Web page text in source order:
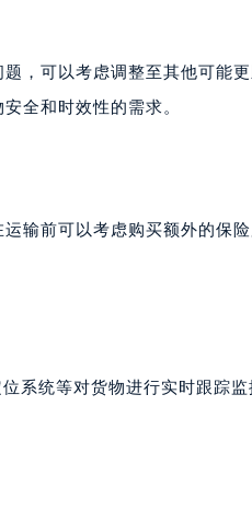
，可以考虑调整至其他可能
全和时效性的需求。
输前可以考虑购买额外的保
系统等对货物进行实时跟踪